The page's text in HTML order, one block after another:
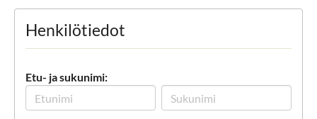
Henkilötiedot
Etu- ja sukunimi: